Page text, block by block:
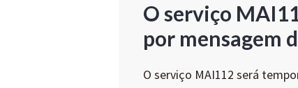
O serviço
por mensagem
O serviço MAI112 será